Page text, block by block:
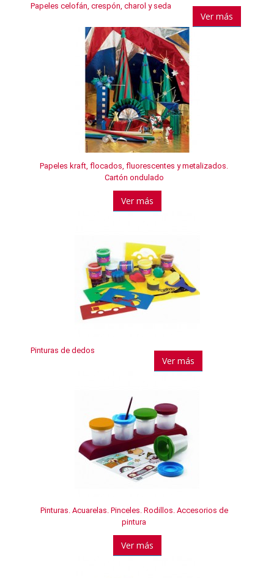
Papeles celofán, crespón, charol y seda
Ver más
Papeles kraft, flocados, fluorescentes y metalizados.
Cartón ondulado
Ver más
Pinturas de dedos
Ver más
Pinturas. Acuarelas. Pinceles. Rodillos. Accesorios de
pintura
Ver más